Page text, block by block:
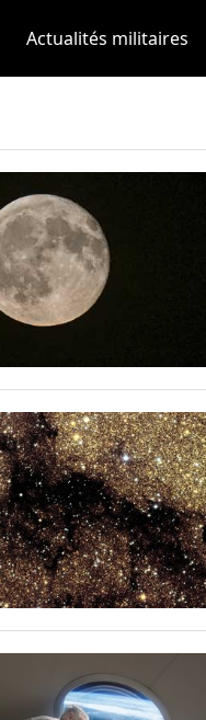
Actualités militaires